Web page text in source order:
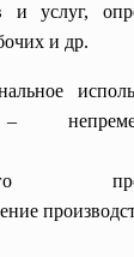
и услуг,
и др.
–